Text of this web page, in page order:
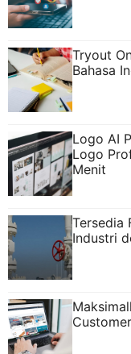
Tryout
Bahasa
Logo AI
Logo
Menit
Tersedia
Industri